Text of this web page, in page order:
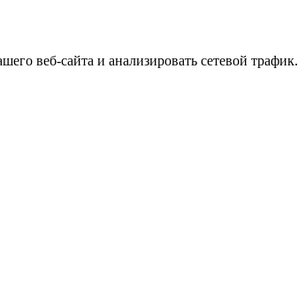
веб-сайта и анализировать сетевой трафик.